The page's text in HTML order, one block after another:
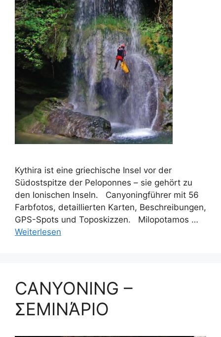
Kythira ist eine griechische Insel vor der
Südostspitze der Peloponnes – sie gehört zu
den Ionischen Inseln. Canyoningführer mit 56
Farbfotos, detaillierten Karten, Beschreibungen,
GPS-Spots und Toposkizzen. Milopotamos …
Weiterlesen
CANYONING –
ΣΕΜΙΝΆΡΙΟ